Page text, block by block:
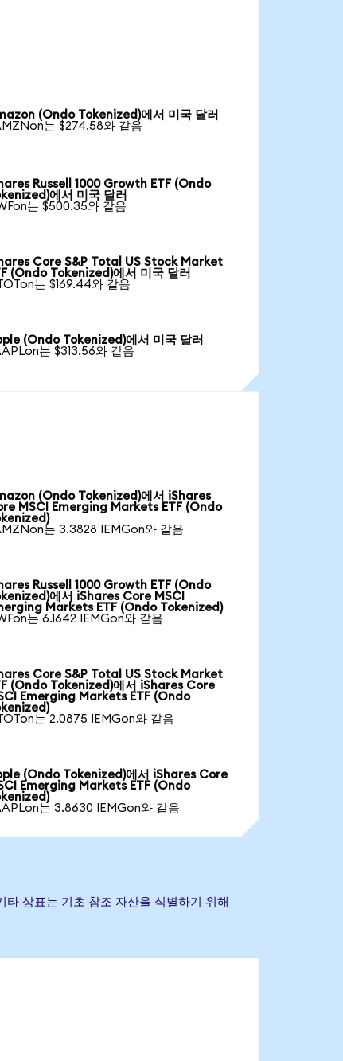
(Ondo Tokenized)에서 미국 달러
는 $274.58와 같음
Russell 1000 Growth ETF (Ondo
에서 미국 달러
는 $500.35와 같음
Core S&P Total US Stock Market
(Ondo Tokenized)에서 미국 달러
는 $169.44와 같음
(Ondo Tokenized)에서 미국 달러
는 $313.56와 같음
(Ondo Tokenized)에서 iShares
MSCI Emerging Markets ETF (Ondo
는 3.3828 IEMGon와 같음
Russell 1000 Growth ETF (Ondo
에서 iShares Core MSCI
Markets ETF (Ondo Tokenized)
는 6.1642 IEMGon와 같음
Core S&P Total US Stock Market
(Ondo Tokenized)에서 iShares Core
Emerging Markets ETF (Ondo
는 2.0875 IEMGon와 같음
(Ondo Tokenized)에서 iShares Core
Emerging Markets ETF (Ondo
는 3.8630 IEMGon와 같음
상표는 기초 참조 자산을 식별하기 위해